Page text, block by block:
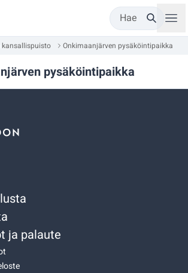
Hae
kansallispuisto Onkimaanjärven pysäköintipaikka
pysäköintipaikka
ja palaute